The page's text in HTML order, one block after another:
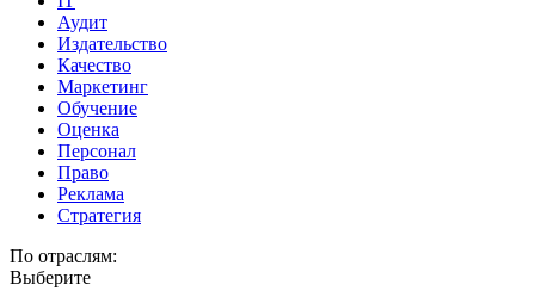
Аудит
Издательство
Качество
Маркетинг
Обучение
Оценка
Персонал
Право
Реклама
Стратегия
По отраслям:
Выберите